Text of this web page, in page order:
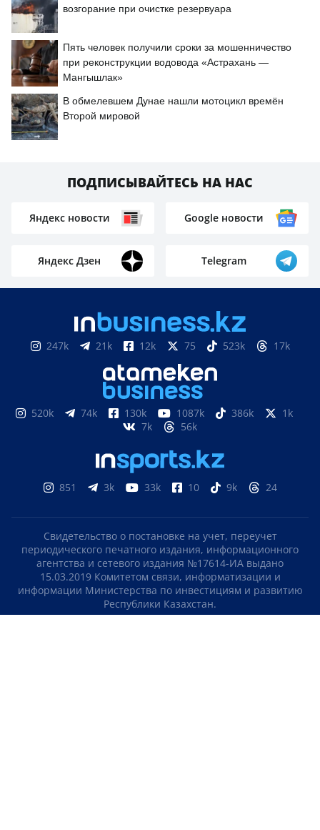
возгорание при очистке резервуара
Пять человек получили сроки за мошенничество
при реконструкции водовода «Астрахань —
Мангышлак»
В обмелевшем Дунае нашли мотоцикл времён
Второй мировой
ПОДПИСЫВАЙТЕСЬ НА НАС
Яндекс новости Google новости
Яндекс Дзен Telegram
247k 21k 12k 75 523k 17k
520k 74k 130k 1087k 386k
1k
7k
56k
851 3k 33k 10 9k 24
Свидетельство о постановке на учет, переучет
периодического печатного издания, информационного
агентства и сетевого издания №17614-ИА выдано
15.03.2019 Комитетом связи, информатизации и
информации Министерства по инвестициям и развитию
Республики Казахстан.